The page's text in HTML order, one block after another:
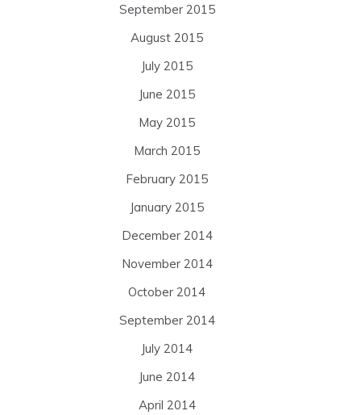
September 2015
August 2015
July 2015
June 2015
May 2015
March 2015
February 2015
January 2015
December 2014
November 2014
October 2014
September 2014
July 2014
June 2014
April 2014